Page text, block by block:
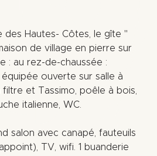
des Hautes- Côtes, le gîte "
de village en pierre sur
: au rez-de-chaussée :
ouverte sur salle à
et Tassimo, poêle à bois,
italienne, WC.
salon avec canapé, fauteuils
TV, wifi. 1 buanderie